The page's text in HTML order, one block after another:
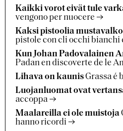
Kaikki vorot eivät tule
vengono per nuocere
Kaksi pistoolia
pistole con cli occhi bianchi
Kun Johan Padovalainen
Padan en discoverte de le
Lihava on kaunisGrassa é
Luojanluomat ovat
accoppa
Maalareilla ei ole muistoja
hanno ricordi